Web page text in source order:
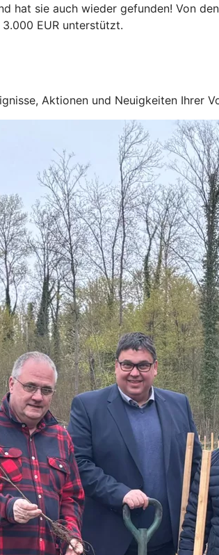
hat sie auch wieder gefunden! Von
EUR unterstützt.
Aktionen und Neuigkeiten Ihrer